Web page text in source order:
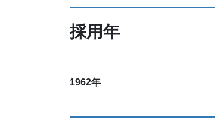
採用年
1962年